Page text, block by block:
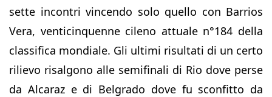
sette incontri vincendo solo quello con Barrios
Vera, venticinquenne cileno attuale n°184 della
classifica mondiale. Gli ultimi risultati di un certo
rilievo risalgono alle semifinali di Rio dove perse
da Alcaraz e di Belgrado dove fu sconfitto da